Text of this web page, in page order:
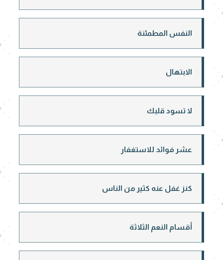
النفس المطمئنة
الابتهال
لا تسود قلبك
عشر فوائد للاستغفار
كنز غفل عنه كثير من الناس
أقسام النعم الثلاثة